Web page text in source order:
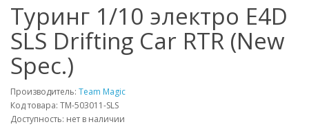
Туринг 1/10 электро E4D
SLS Drifting Car RTR (New
Spec.)
Производитель: Team Magic
Код товара: TM-503011-SLS
Доступность: нет в наличии